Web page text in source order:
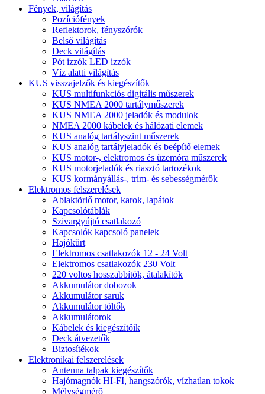
Fények, világítás
Pozíciófények
Reflektorok, fényszórók
Belső világítás
Deck világítás
Pót izzók LED izzók
Víz alatti világítás
KUS visszajelzők és kiegészítők
KUS multifunkciós digitális műszerek
KUS NMEA 2000 tartályműszerek
KUS NMEA 2000 jeladók és modulok
NMEA 2000 kábelek és hálózati elemek
KUS analóg tartályszint műszerek
KUS analóg tartályjeladók és beépítő elemek
KUS motor-, elektromos és üzemóra műszerek
KUS motorjeladók és riasztó tartozékok
KUS kormányállás-, trim- és sebességmérők
Elektromos felszerelések
Ablaktörlő motor, karok, lapátok
Kapcsolótáblák
Szivargyújtó csatlakozó
Kapcsolók kapcsoló panelek
Hajókürt
Elektromos csatlakozók 12 - 24 Volt
Elektromos csatlakozók 230 Volt
220 voltos hosszabbítók, átalakítók
Akkumulátor dobozok
Akkumulátor saruk
Akkumulátor töltők
Akkumulátorok
Kábelek és kiegészítőik
Deck átvezetők
Biztosítékok
Elektronikai felszerelések
Antenna talpak kiegészítők
Hajómagnók HI-FI, hangszórók, vízhatlan tokok
Mélységmérő